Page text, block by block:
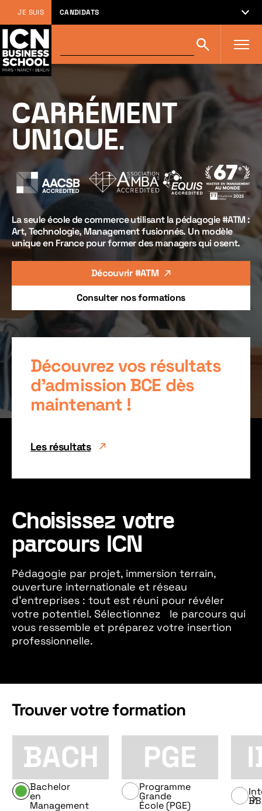
JE SUIS CANDIDATS
sur
icn-
:
Rechercher
CARRÉMENT
UN1QUE.
La seule école de commerce utilisant la pédagogie #ATM :
Art, Technologie, Management fusionnés. Un modèle
unique en France pour former des managers qui osent.
Découvrir #ATM
Consulter nos formations
Découvrez vos résultats
d'admission BCE dès
maintenant !
Les résultats
Choisissez votre
parcours ICN
Pédagogie par projet, immersion terrain,
ouverture internationale et réseau
d’entreprises : tout est réuni pour révéler
votre potentiel. Sélectionnez le parcours qui
vous ressemble et préparez votre insertion
professionnelle.
Trouver votre formation
BACH
Bachelor
en
Management
PGE
Programme
Grande
École (PGE)